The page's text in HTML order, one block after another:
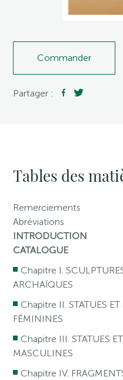
Commander
Partager :
Tables des
Remerciements
Abréviations
INTRODUCTION
CATALOGUE
Chapitre I.
ARCHAÏQUES
Chapitre II. STATUES ET
FÉMININES
Chapitre III. STATUES
MASCULINES
Chapitre IV.